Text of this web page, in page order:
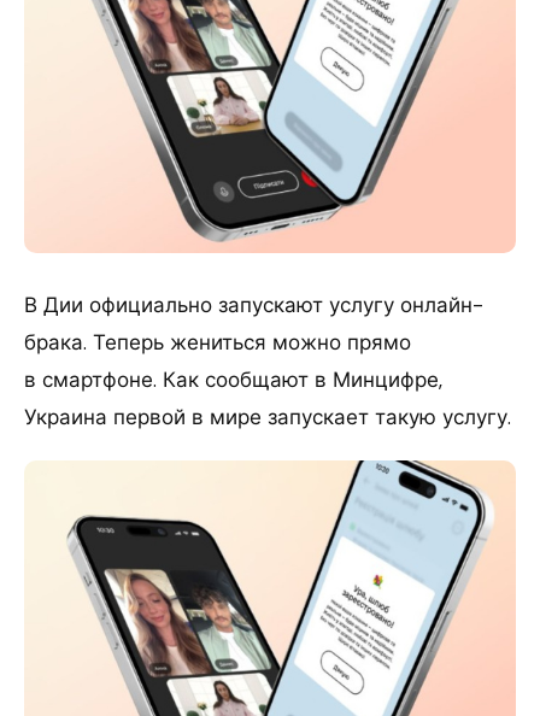
В Дии официально запускают услугу онлайн-
брака. Теперь жениться можно прямо
в смартфоне. Как сообщают в Минцифре,
Украина первой в мире запускает такую услугу.